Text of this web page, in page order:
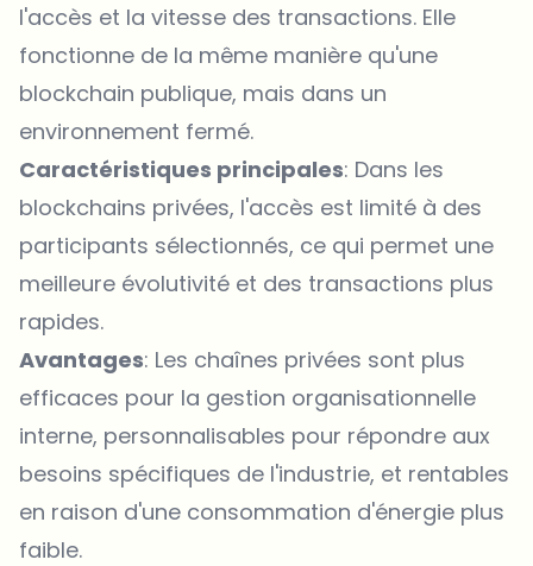
l'accès et la vitesse des transactions. Elle
fonctionne de la même manière qu'une
blockchain publique, mais dans un
environnement fermé.
Caractéristiques principales: Dans les
blockchains privées, l'accès est limité à des
participants sélectionnés, ce qui permet une
meilleure évolutivité et des transactions plus
rapides.
Avantages: Les chaînes privées sont plus
efficaces pour la gestion organisationnelle
interne, personnalisables pour répondre aux
besoins spécifiques de l'industrie, et rentables
en raison d'une consommation d'énergie plus
faible.